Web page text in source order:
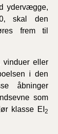
ydervægge,
skal den
frem til
vinduer eller
i den
åbninger
som
klasse EI 2